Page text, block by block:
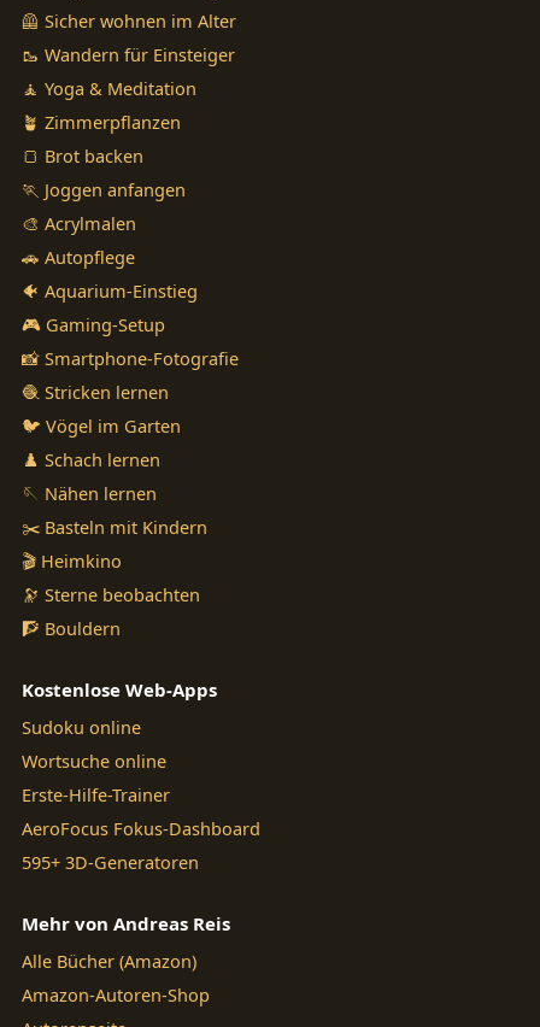
🦺 Sicher wohnen im Alter
🥾 Wandern für Einsteiger
🧘 Yoga & Meditation
🪴 Zimmerpflanzen
🍞 Brot backen
🏃 Joggen anfangen
🎨 Acrylmalen
🚗 Autopflege
🐠 Aquarium-Einstieg
🎮 Gaming-Setup
📸 Smartphone-Fotografie
🧶 Stricken lernen
🐦 Vögel im Garten
♟️ Schach lernen
🪡 Nähen lernen
✂️ Basteln mit Kindern
🎬 Heimkino
🔭 Sterne beobachten
🧗 Bouldern
Kostenlose Web-Apps
Sudoku online
Wortsuche online
Erste-Hilfe-Trainer
AeroFocus Fokus-Dashboard
595+ 3D-Generatoren
Mehr von Andreas Reis
Alle Bücher (Amazon)
Amazon-Autoren-Shop